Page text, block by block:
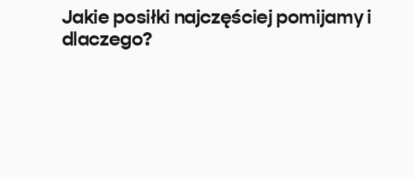
Jakie posiłki najczęściej pomijamy i
dlaczego?